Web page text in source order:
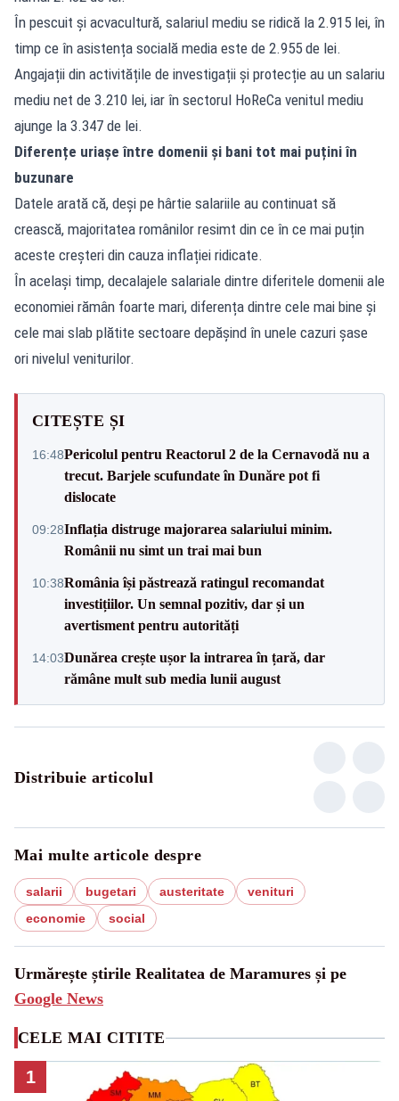
În pescuit și acvacultură, salariul mediu se ridică la 2.915 lei, în
timp ce în asistența socială media este de 2.955 de lei.
Angajații din activitățile de investigații și protecție au un salariu
mediu net de 3.210 lei, iar în sectorul HoReCa venitul mediu
ajunge la 3.347 de lei.
Diferențe uriașe între domenii și bani tot mai puțini în
buzunare
Datele arată că, deși pe hârtie salariile au continuat să
crească, majoritatea românilor resimt din ce în ce mai puțin
aceste creșteri din cauza inflației ridicate.
În același timp, decalajele salariale dintre diferitele domenii ale
economiei rămân foarte mari, diferența dintre cele mai bine și
cele mai slab plătite sectoare depășind în unele cazuri șase
ori nivelul veniturilor.
CITEȘTE ȘI
16:48Pericolul pentru Reactorul 2 de la Cernavodă nu a
trecut. Barjele scufundate în Dunăre pot fi
dislocate
09:28Inflația distruge majorarea salariului minim.
Românii nu simt un trai mai bun
10:38România își păstrează ratingul recomandat
investițiilor. Un semnal pozitiv, dar și un
avertisment pentru autorități
14:03Dunărea crește ușor la intrarea în țară, dar
rămâne mult sub media lunii august
Distribuie articolul
Mai multe articole despre
salarii bugetari austeritate
venituri
economie
social
Urmărește știrile Realitatea de Maramures și pe
Google News
CELE MAI CITITE
1